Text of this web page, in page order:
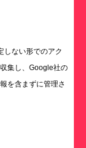
しない形でのアク
集し、Google社の
を含まずに管理さ